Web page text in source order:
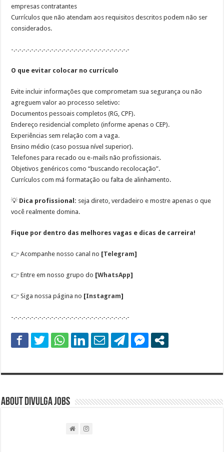
empresas contratantes
Currículos que não atendam aos requisitos descritos podem não ser
considerados.
-.-.-.-.-.-.-.-.-.-.-.-.-.-.-.-.-.-.-.-.-.-.-.-.-.-.-.-.-.-
O que evitar colocar no currículo
Evite incluir informações que comprometam sua segurança ou não
agreguem valor ao processo seletivo:
Documentos pessoais completos (RG, CPF).
Endereço residencial completo (informe apenas o CEP).
Experiências sem relação com a vaga.
Ensino médio (caso possua nível superior).
Telefones para recado ou e-mails não profissionais.
Objetivos genéricos como “buscando recolocação”.
Currículos com má formatação ou falta de alinhamento.
💡 Dica profissional: seja direto, verdadeiro e mostre apenas o que
você realmente domina.
Fique por dentro das melhores vagas e dicas de carreira!
👉 Acompanhe nosso canal no [Telegram]
👉 Entre em nosso grupo do [WhatsApp]
👉 Siga nossa página no [Instagram]
-.-.-.-.-.-.-.-.-.-.-.-.-.-.-.-.-.-.-.-.-.-.-.-.-.-.-.-.-.-
About DIVULGA JOBS